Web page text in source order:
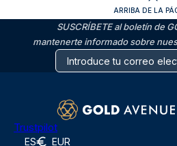
ARRIBA DE LA
SUSCRÍBETE al boletín de
mantenerte informado sobre
Trustpilot
ES EUR